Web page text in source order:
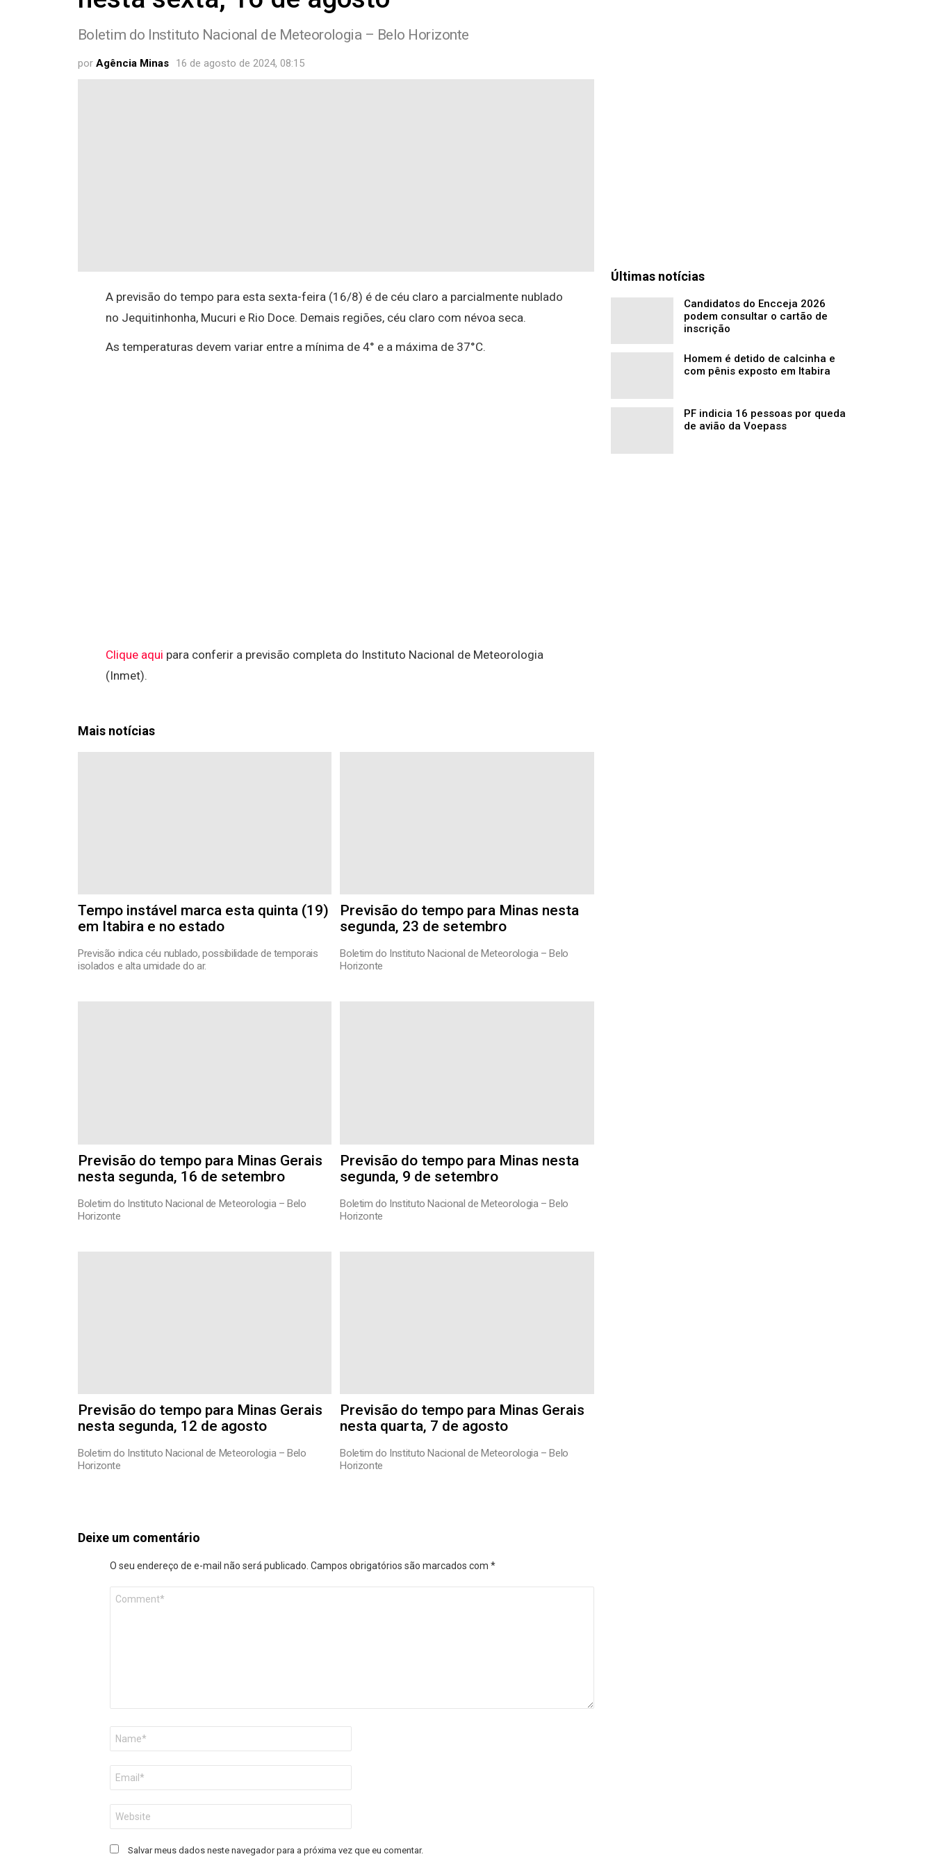
Boletim do Instituto Nacional de Meteorologia – Belo Horizonte
por Agência Minas 16 de agosto de 2024, 08:15
A previsão do tempo para esta sexta-feira (16/8) é de céu claro a parcialmente nublado
no Jequitinhonha, Mucuri e Rio Doce. Demais regiões, céu claro com névoa seca.
As temperaturas devem variar entre a mínima de 4° e a máxima de 37°C.
Clique aqui para conferir a previsão completa do Instituto Nacional de Meteorologia
(Inmet).
Mais notícias
Tempo instável marca esta quinta (19)
em Itabira e no estado
Previsão indica céu nublado, possibilidade de temporais
isolados e alta umidade do ar.
Previsão do tempo para Minas nesta
segunda, 23 de setembro
Boletim do Instituto Nacional de Meteorologia – Belo
Horizonte
Previsão do tempo para Minas Gerais
nesta segunda, 16 de setembro
Boletim do Instituto Nacional de Meteorologia – Belo
Horizonte
Previsão do tempo para Minas nesta
segunda, 9 de setembro
Boletim do Instituto Nacional de Meteorologia – Belo
Horizonte
Previsão do tempo para Minas Gerais
nesta segunda, 12 de agosto
Boletim do Instituto Nacional de Meteorologia – Belo
Horizonte
Previsão do tempo para Minas Gerais
nesta quarta, 7 de agosto
Boletim do Instituto Nacional de Meteorologia – Belo
Horizonte
Deixe um comentário
O seu endereço de e-mail não será publicado. Campos obrigatórios são marcados com *
mail
*
Salvar meus dados neste navegador para a próxima vez que eu comentar.
Últimas notícias
Candidatos do Encceja 2026
podem consultar o cartão de
inscrição
Homem é detido de calcinha e
com pênis exposto em Itabira
PF indicia 16 pessoas por queda
de avião da Voepass